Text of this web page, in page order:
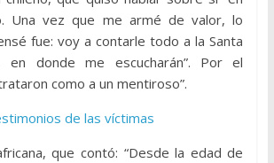
Una vez que me armé de valor, lo
fue: voy a contarle todo a la Santa
en donde me escucharán”. Por el
como a un mentiroso”.
de las víctimas
que contó: “Desde la edad de